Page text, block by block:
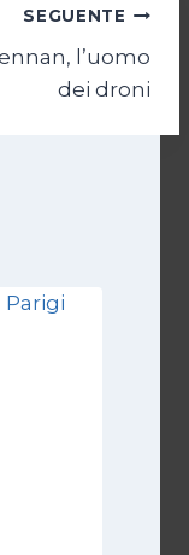
SEGUENTE
l’uomo
dei droni